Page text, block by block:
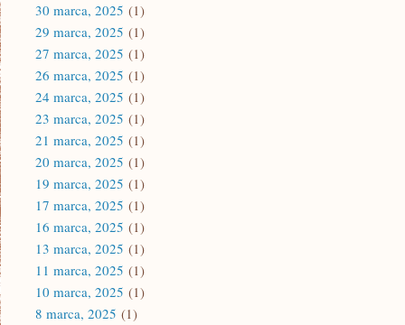
30 marca, 2025 (1)
29 marca, 2025 (1)
27 marca, 2025 (1)
26 marca, 2025 (1)
24 marca, 2025 (1)
23 marca, 2025 (1)
21 marca, 2025 (1)
20 marca, 2025 (1)
19 marca, 2025 (1)
17 marca, 2025 (1)
16 marca, 2025 (1)
13 marca, 2025 (1)
11 marca, 2025 (1)
10 marca, 2025 (1)
8 marca, 2025 (1)